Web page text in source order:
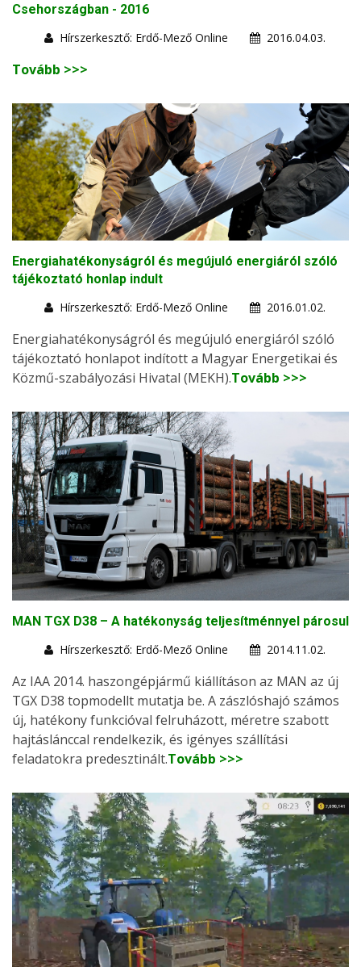
Csehországban - 2016
Hírszerkesztő: Erdő-Mező Online
2016.04.03.
Tovább >>>
Energiahatékonyságról és megújuló energiáról szóló
tájékoztató honlap indult
Hírszerkesztő: Erdő-Mező Online
2016.01.02.
Energiahatékonyságról és megújuló energiáról szóló
tájékoztató honlapot indított a Magyar Energetikai és
Közmű-szabályozási Hivatal (MEKH).Tovább >>>
MAN TGX D38 – A hatékonyság teljesítménnyel párosul
Hírszerkesztő: Erdő-Mező Online
2014.11.02.
Az IAA 2014. haszongépjármű kiállításon az MAN az új
TGX D38 topmodellt mutatja be. A zászlóshajó számos
új, hatékony funkcióval felruházott, méretre szabott
hajtáslánccal rendelkezik, és igényes szállítási
feladatokra predesztinált.Tovább >>>